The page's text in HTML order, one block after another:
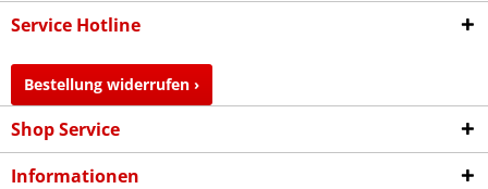
Service Hotline
Bestellung widerrufen ›
Shop Service
Informationen